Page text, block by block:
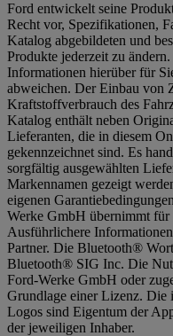
Ford entwickelt seine
Recht vor, Spezifikationen,
Katalog abgebildeten und
Produkte jederzeit zu
Informationen hierüber für
abweichen. Der Einbau von
Kraftstoffverbrauch des
Katalog enthält neben
Lieferanten, die in diesem
gekennzeichnet sind. Es
sorgfältig ausgewählten
Markennamen gezeigt
eigenen
Werke GmbH übernimmt für
Ausführlichere
Partner. Die Bluetooth®
Bluetooth® SIG Inc. Die
Ford-Werke GmbH oder
Grundlage einer Lizenz.
Logos sind Eigentum der
der jeweiligen Inhaber.